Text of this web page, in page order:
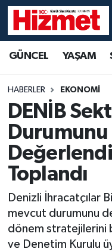
GÜNCEL YAŞAM
HABERLER EKONOMİ
DENİB
Durumunu
Toplandı
Denizli İhracatçılar
mevcut durumunu
dönem stratejilerini
ve Denetim Kurulu
YAŞAM
SİYASET
SAĞLIK
EKONOMİ
KÜLTÜR SANAT
SPOR
Denizli Hava
Denizli Trafik
Süper Lig Puan
Tüm Manşetler
Son Dakika
Haber Arşivi